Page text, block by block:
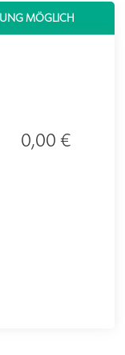
MÖGLICH
0,00 €